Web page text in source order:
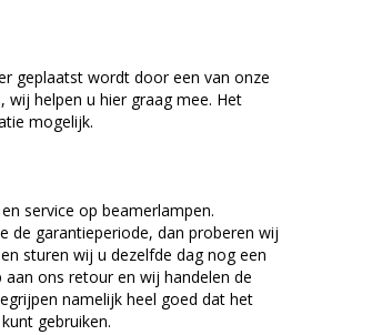
geplaatst wordt door een van onze
wij helpen u hier graag mee. Het
mogelijk.
service op beamerlampen.
de garantieperiode, dan proberen wij
sturen wij u dezelfde dag nog een
ons retour en wij handelen de
namelijk heel goed dat het
gebruiken.